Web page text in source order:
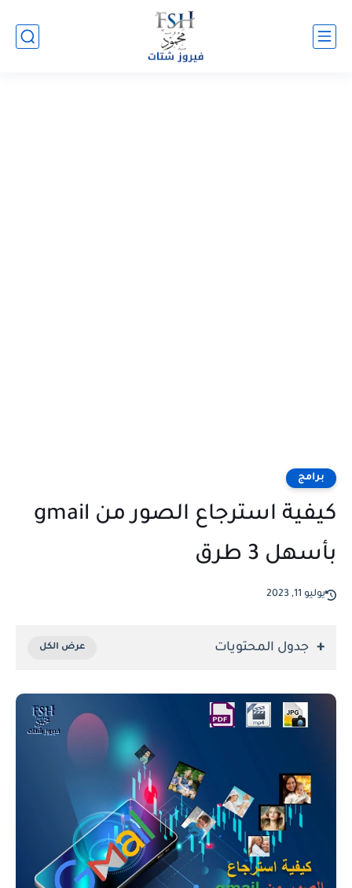
برامج
كيفية استرجاع الصور من gmail
بأسهل 3 طرق
يوليو 11, 2023
جدول المحتويات